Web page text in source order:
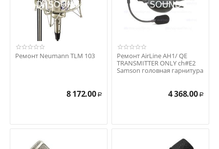
Ремонт Neumann TLM 103
8 172.00 Р
Ремонт AirLine AH1/ QE
TRANSMITTER ONLY ch#E2
Samson головная гарнитура
4 368.00 Р